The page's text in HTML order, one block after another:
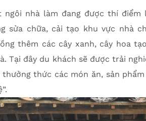
ngôi nhà làm đang được thí điểm
sửa chữa, cải tạo khu vực nhà
thêm các cây xanh, cây hoa
Tại đây du khách sẽ được trải
thức các món ăn, sản phẩm